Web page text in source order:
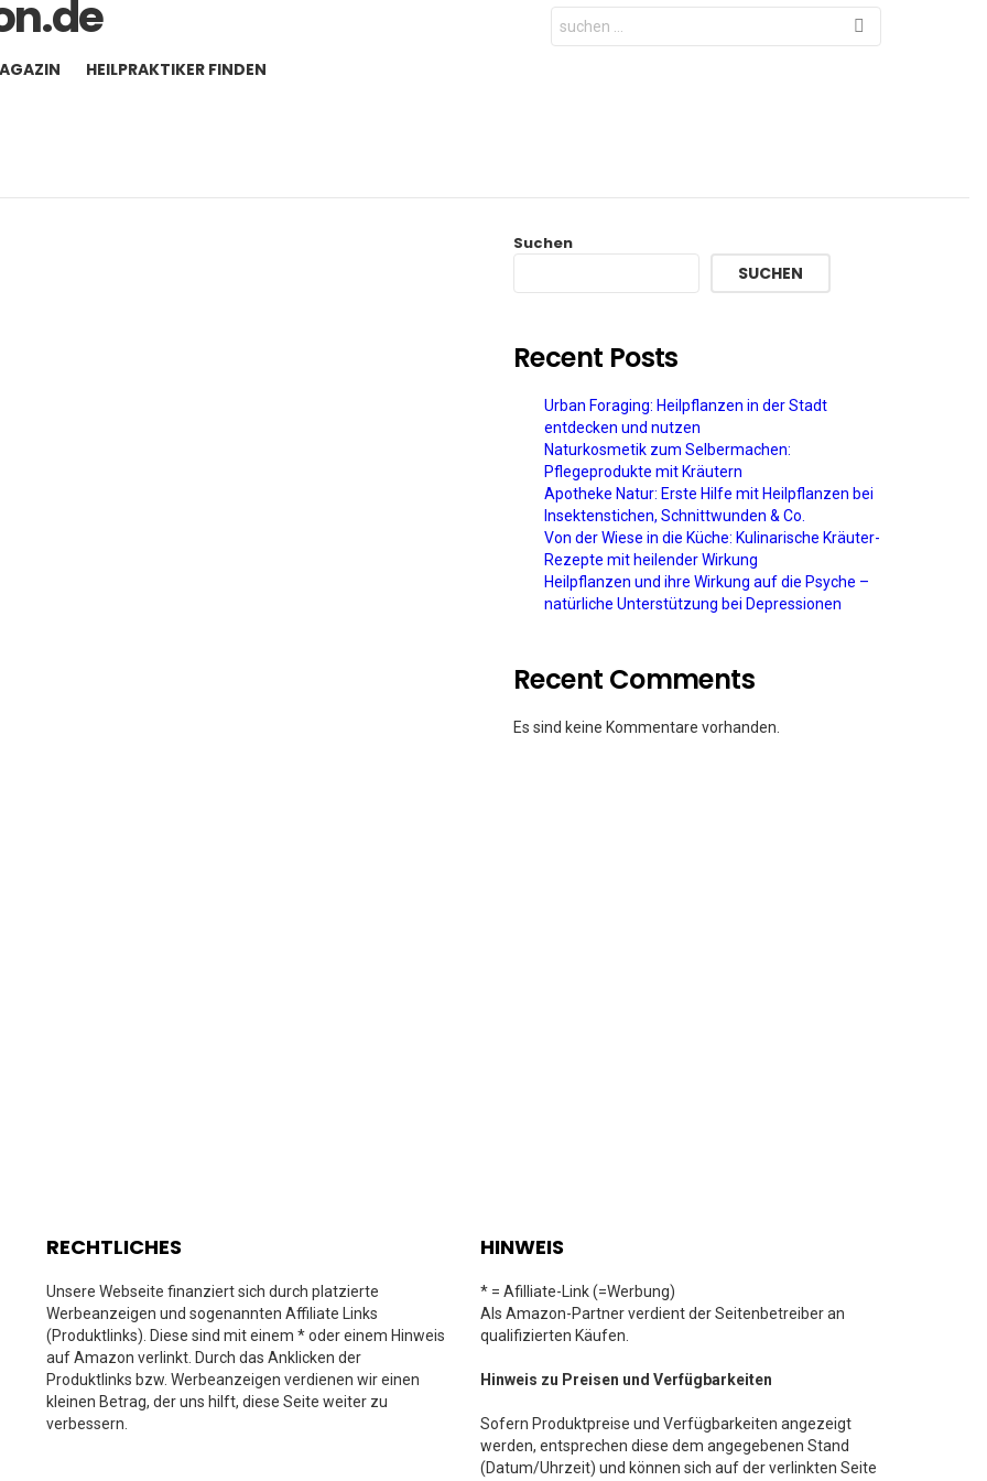
Search
for:
HEILPRAKTIKER FINDEN
Suchen
SUCHEN
Recent Posts
Urban Foraging: Heilpflanzen in der Stadt
entdecken und nutzen
Naturkosmetik zum Selbermachen:
Pflegeprodukte mit Kräutern
Apotheke Natur: Erste Hilfe mit Heilpflanzen bei
Insektenstichen, Schnittwunden & Co.
Von der Wiese in die Küche: Kulinarische Kräuter-
Rezepte mit heilender Wirkung
Heilpflanzen und ihre Wirkung auf die Psyche –
natürliche Unterstützung bei Depressionen
Recent Comments
Es sind keine Kommentare vorhanden.
RECHTLICHES
Unsere Webseite finanziert sich durch platzierte
Werbeanzeigen und sogenannten Affiliate Links
(Produktlinks). Diese sind mit einem * oder einem Hinweis
auf Amazon verlinkt. Durch das Anklicken der
Produktlinks bzw. Werbeanzeigen verdienen wir einen
kleinen Betrag, der uns hilft, diese Seite weiter zu
verbessern.
HINWEIS
* = Afilliate-Link (=Werbung)
Als Amazon-Partner verdient der Seitenbetreiber an
qualifizierten Käufen.
Hinweis zu Preisen und Verfügbarkeiten
Sofern Produktpreise und Verfügbarkeiten angezeigt
werden, entsprechen diese dem angegebenen Stand
(Datum/Uhrzeit) und können sich auf der verlinkten Seite